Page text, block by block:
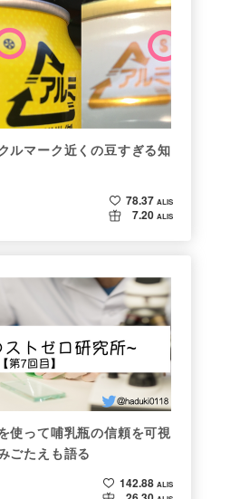
ルマーク近くの豆すぎる知
78.37 ALIS
7.20 ALIS
使って哺乳瓶の信頼を可視
ごたえも語る
142.88 ALIS